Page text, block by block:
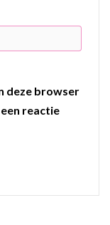
deze browser
reactie